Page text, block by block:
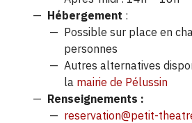
Hébergement :
Possible sur place en
personnes
Autres alternatives
la mairie de Pélussin
Renseignements :
reservation@petit-